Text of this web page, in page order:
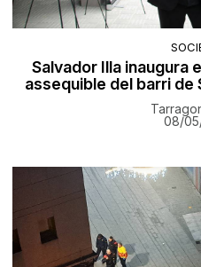
Salvador Illa inaugura
assequible del barri de
08/